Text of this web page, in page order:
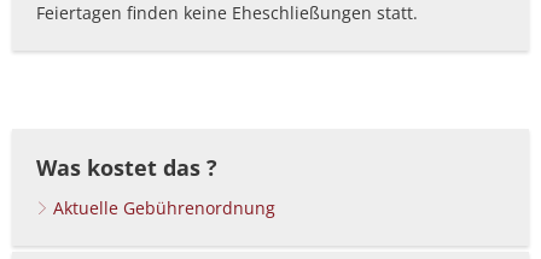
Feiertagen finden keine Eheschließungen statt.
Was kostet das ?
Aktuelle Gebührenordnung